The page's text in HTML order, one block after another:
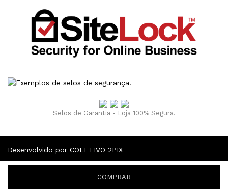
COMPRAR
Selos de Garantia - Loja 100% Segura.
Desenvolvido por COLETIVO 2PIX